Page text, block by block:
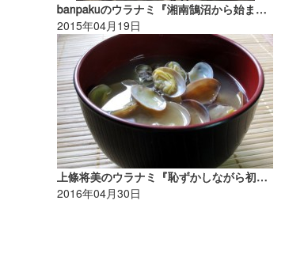
banpakuのウラナミ『湘南鵠沼から始まった「40,075㎞の世界一周」のサーフトリップ！』
2015年04月19日
上條将美のウラナミ『恥ずかしながら初めての……。』
2016年04月30日